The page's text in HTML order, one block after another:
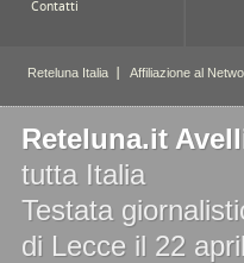
Reteluna.it
tutta Italia
Testata
di Lecce il 22